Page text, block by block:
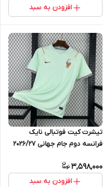
افزودن به سبد
تیشرت کیت فوتبالی نایک
فرانسه دوم جام جهانی 2026/27
3,598,000
افزودن به سبد